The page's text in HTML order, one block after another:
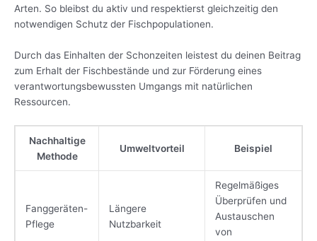
Arten. So bleibst du aktiv und respektierst gleichzeitig den
notwendigen Schutz der Fischpopulationen.
Durch das Einhalten der Schonzeiten leistest du deinen Beitrag
zum Erhalt der Fischbestände und zur Förderung eines
verantwortungsbewussten Umgangs mit natürlichen
Ressourcen.
Nachhaltige
Methode
Umweltvorteil Beispiel
Fanggeräten-
Pflege
Längere
Nutzbarkeit
Regelmäßiges
Überprüfen und
Austauschen
von